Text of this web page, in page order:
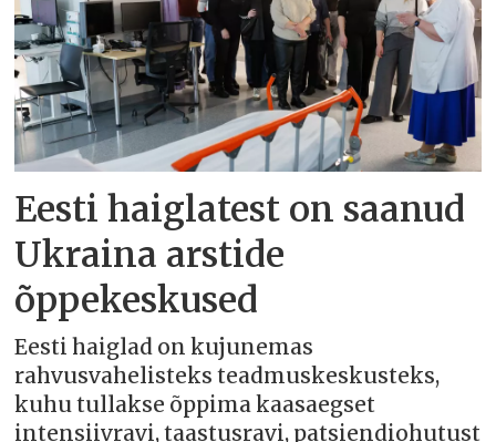
Eesti haiglatest on saanud
Ukraina arstide
õppekeskused
Eesti haiglad on kujunemas
rahvusvahelisteks teadmuskeskusteks,
kuhu tullakse õppima kaasaegset
intensiivravi, taastusravi, patsiendiohutust